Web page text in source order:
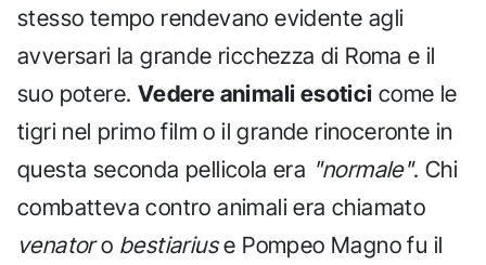
stesso tempo rendevano evidente agli
avversari la grande ricchezza di Roma e il
suo potere. Vedere animali esotici come le
tigri nel primo film o il grande rinoceronte in
questa seconda pellicola era "normale". Chi
combatteva contro animali era chiamato
venatoro bestiariuse Pompeo Magno fu il